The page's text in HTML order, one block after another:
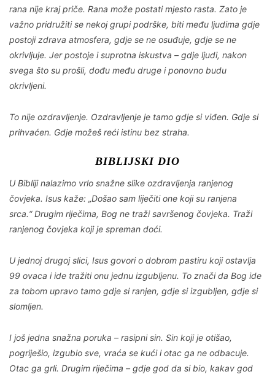
rana nije kraj priče. Rana može postati mjesto rasta. Zato je
važno pridružiti se nekoj grupi podrške, biti među ljudima gdje
postoji zdrava atmosfera, gdje se ne osuđuje, gdje se ne
okrivljuje. Jer postoje i suprotna iskustva – gdje ljudi, nakon
svega što su prošli, dođu među druge i ponovno budu
okrivljeni.
To nije ozdravljenje. Ozdravljenje je tamo gdje si viđen. Gdje si
prihvaćen. Gdje možeš reći istinu bez straha.
BIBLIJSKI DIO
U Bibliji nalazimo vrlo snažne slike ozdravljenja ranjenog
čovjeka. Isus kaže: „Došao sam liječiti one koji su ranjena
srca.“ Drugim riječima, Bog ne traži savršenog čovjeka. Traži
ranjenog čovjeka koji je spreman doći.
U jednoj drugoj slici, Isus govori o dobrom pastiru koji ostavlja
99 ovaca i ide tražiti onu jednu izgubljenu. To znači da Bog ide
za tobom upravo tamo gdje si ranjen, gdje si izgubljen, gdje si
slomljen.
I još jedna snažna poruka – rasipni sin. Sin koji je otišao,
pogriješio, izgubio sve, vraća se kući i otac ga ne odbacuje.
Otac ga grli. Drugim riječima – gdje god da si bio, kakav god